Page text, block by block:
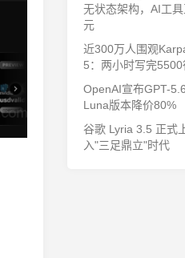
无状态架构，AI工
元
近300万人围观
5：两小时写完5500
OpenAI宣布GPT-
Luna版本降价80%
谷歌 Lyria 3.5 正式
入"三足鼎立"时代